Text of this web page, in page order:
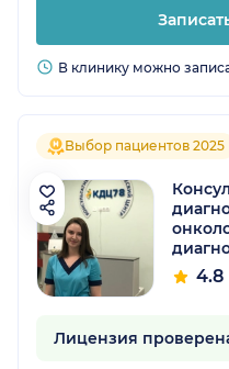
В клинику можно
Выбор пациентов 2025
4.8
Лицензия